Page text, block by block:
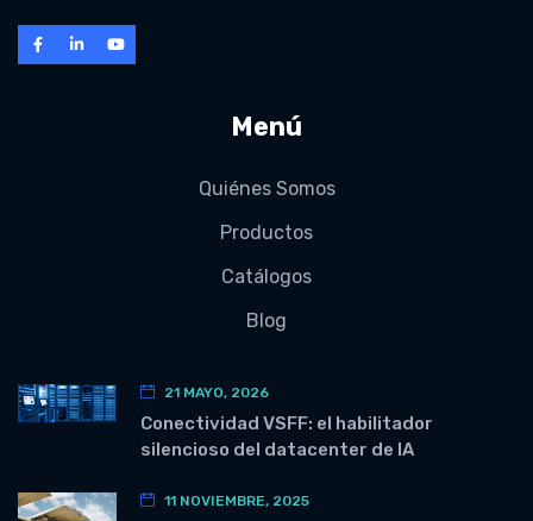
Menú
Quiénes Somos
Productos
Catálogos
Blog
21 MAYO, 2026
Conectividad VSFF: el habilitador
silencioso del datacenter de IA
11 NOVIEMBRE, 2025